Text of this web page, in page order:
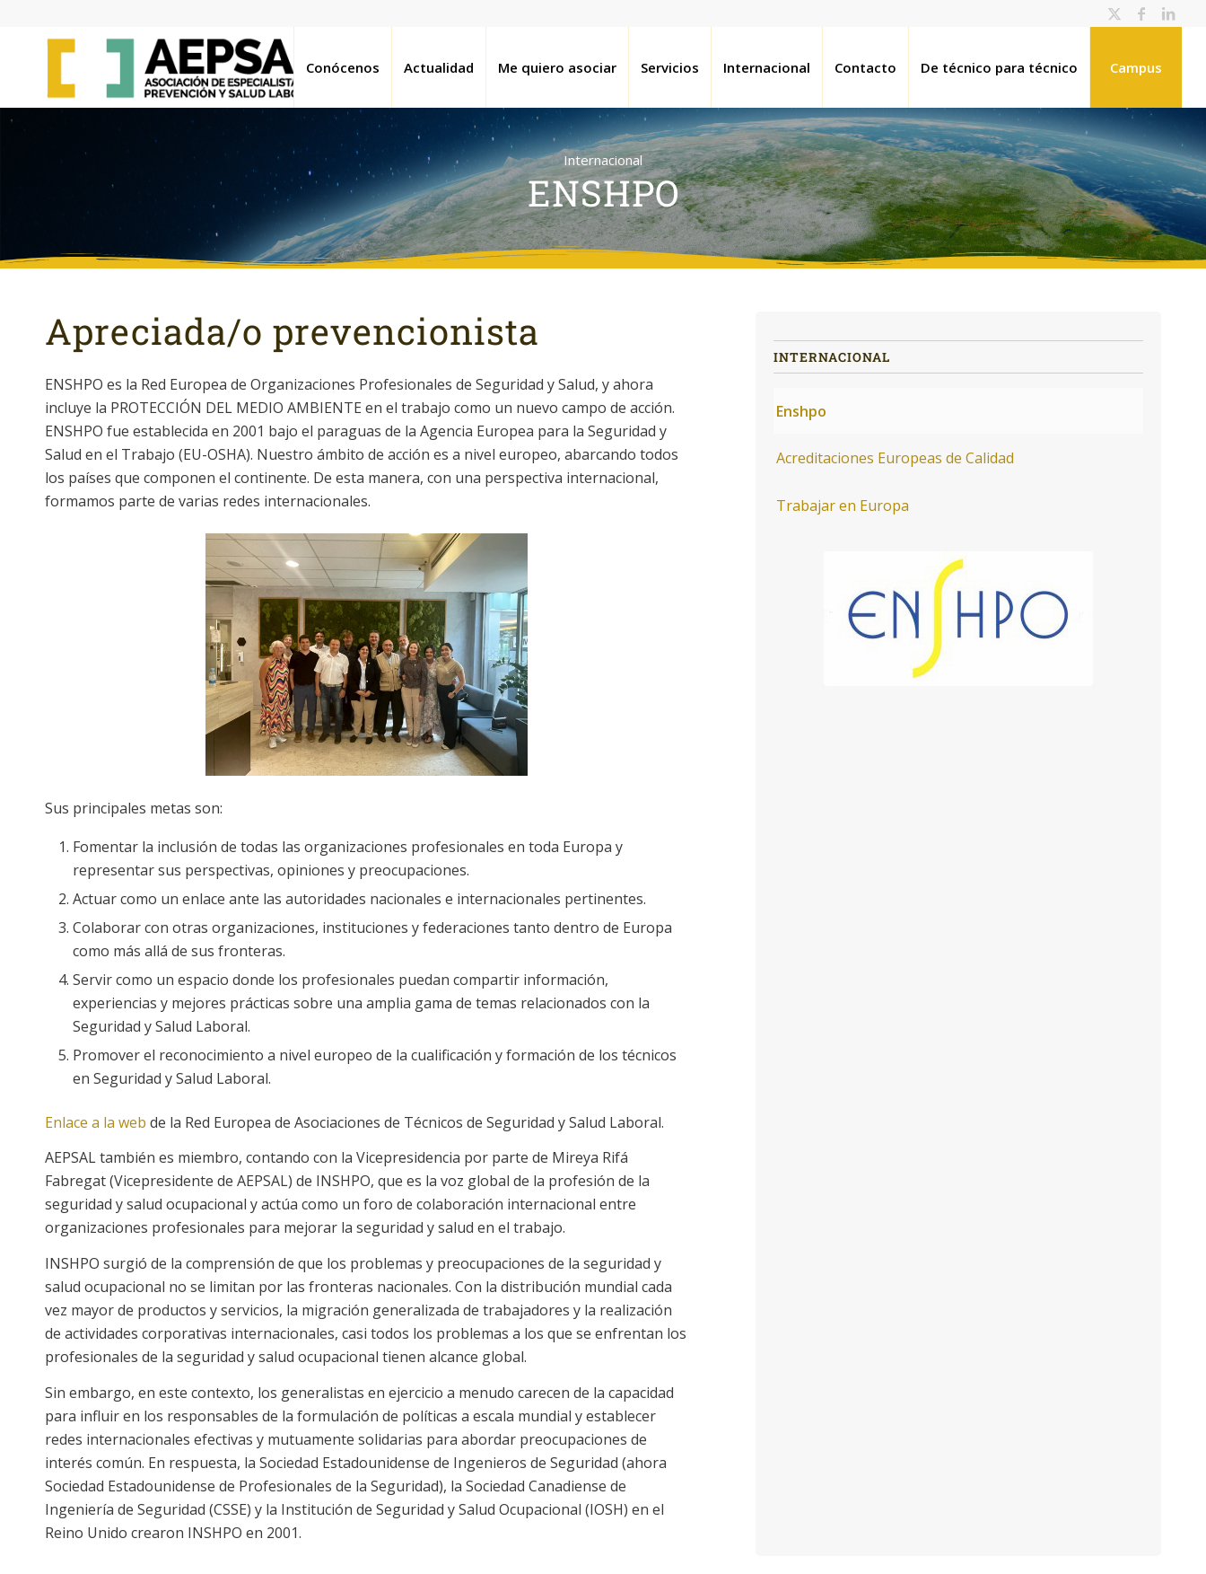
Conócenos Actualidad Me quiero asociar Servicios Internacional Contacto De técnico para técnico Campus
Internacional
ENSHPO
Apreciada/o prevencionista
ENSHPO es la Red Europea de Organizaciones Profesionales de Seguridad y Salud, y ahora
incluye la PROTECCIÓN DEL MEDIO AMBIENTE en el trabajo como un nuevo campo de acción.
ENSHPO fue establecida en 2001 bajo el paraguas de la Agencia Europea para la Seguridad y
Salud en el Trabajo (EU-OSHA). Nuestro ámbito de acción es a nivel europeo, abarcando todos
los países que componen el continente. De esta manera, con una perspectiva internacional,
formamos parte de varias redes internacionales.
Sus principales metas son:
Fomentar la inclusión de todas las organizaciones profesionales en toda Europa y
representar sus perspectivas, opiniones y preocupaciones.
Actuar como un enlace ante las autoridades nacionales e internacionales pertinentes.
Colaborar con otras organizaciones, instituciones y federaciones tanto dentro de Europa
como más allá de sus fronteras.
Servir como un espacio donde los profesionales puedan compartir información,
experiencias y mejores prácticas sobre una amplia gama de temas relacionados con la
Seguridad y Salud Laboral.
Promover el reconocimiento a nivel europeo de la cualificación y formación de los técnicos
en Seguridad y Salud Laboral.
Enlace a la web de la Red Europea de Asociaciones de Técnicos de Seguridad y Salud Laboral.
AEPSAL también es miembro, contando con la Vicepresidencia por parte de Mireya Rifá
Fabregat (Vicepresidente de AEPSAL) de INSHPO, que es la voz global de la profesión de la
seguridad y salud ocupacional y actúa como un foro de colaboración internacional entre
organizaciones profesionales para mejorar la seguridad y salud en el trabajo.
INSHPO surgió de la comprensión de que los problemas y preocupaciones de la seguridad y
salud ocupacional no se limitan por las fronteras nacionales. Con la distribución mundial cada
vez mayor de productos y servicios, la migración generalizada de trabajadores y la realización
de actividades corporativas internacionales, casi todos los problemas a los que se enfrentan los
profesionales de la seguridad y salud ocupacional tienen alcance global.
Sin embargo, en este contexto, los generalistas en ejercicio a menudo carecen de la capacidad
para influir en los responsables de la formulación de políticas a escala mundial y establecer
redes internacionales efectivas y mutuamente solidarias para abordar preocupaciones de
interés común. En respuesta, la Sociedad Estadounidense de Ingenieros de Seguridad (ahora
Sociedad Estadounidense de Profesionales de la Seguridad), la Sociedad Canadiense de
Ingeniería de Seguridad (CSSE) y la Institución de Seguridad y Salud Ocupacional (IOSH) en el
Reino Unido crearon INSHPO en 2001.
INTERNACIONAL
Enshpo
Acreditaciones Europeas de Calidad
Trabajar en Europa